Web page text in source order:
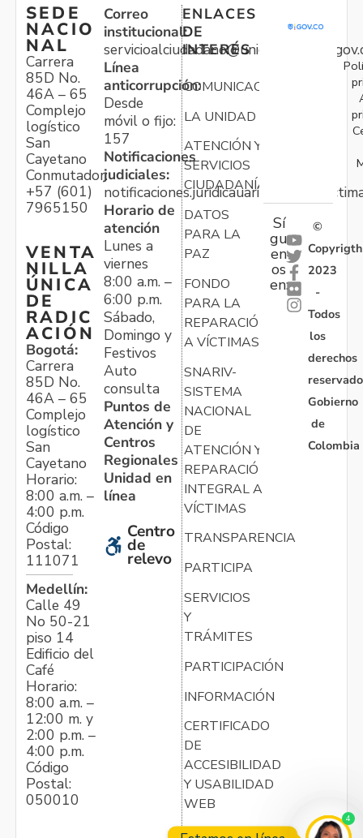
SEDE
NACIO
NAL
Carrera
85D No.
46A – 65
Complejo
logístico
San
Cayetano
Conmutador:
+57 (601)
7965150
VENTA
NILLA
ÚNICA
DE
RADIC
ACIÓN
Bogotá:
Carrera
85D No.
46A – 65
Complejo
logístico
San
Cayetano
Horario:
8:00 a.m. –
4:00 p.m.
Código
Postal:
111071
Medellín:
Calle 49
No 50-21
piso 14
Edificio del
Café
Horario:
8:00 a.m. –
12:00 m. y
2:00 p.m. –
4:00 p.m.
Código
Postal:
050010
Correo
institucional:
Línea
anticorrupción:
Desde
móvil o fijo:
157
Notificaciones
judiciales:
Horario de
atención
Lunes a
viernes
8:00 a.m. –
6:00 p.m.
Sábado,
Domingo y
Festivos
Auto
consulta
Puntos de
Atención y
Centros
Regionales
Unidad en
línea
Centro
de
relevo
ENLACES
DE
INTERÉS
COMUNICACIONES
LA UNIDAD
ATENCIÓN Y
SERVICIOS
CIUDADANÍA
DATOS
PARA LA
PAZ
FONDO
PARA LA
REPARACIÓN
A VÍCTIMAS
SNARIV-
SISTEMA
NACIONAL
DE
ATENCIÓN Y
REPARACIÓN
INTEGRAL A
VÍCTIMAS
TRANSPARENCIA
PARTICIPA
SERVICIOS
Y
TRÁMITES
PARTICIPACIÓN
INFORMACIÓN
CERTIFICADO
DE
ACCESIBILIDAD
Y USABILIDAD
WEB
Sí
gu
en
os
en:
©
Copyrigth
2023
-
Todos
los
derechos
Gobierno
de
Colombia
4